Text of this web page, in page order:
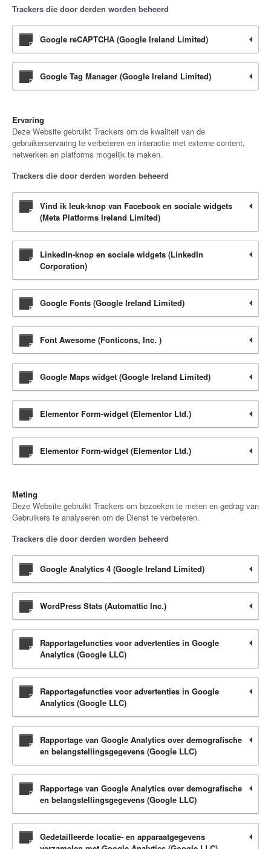
Trackers die door derden worden beheerd
Google reCAPTCHA (Google Ireland Limited)
Google Tag Manager (Google Ireland Limited)
Ervaring
Deze Website gebruikt Trackers om de kwaliteit van de
gebruikerservaring te verbeteren en interactie met externe content,
netwerken en platforms mogelijk te maken.
Trackers die door derden worden beheerd
Vind ik leuk-knop van Facebook en sociale widgets
(Meta Platforms Ireland Limited)
LinkedIn-knop en sociale widgets (LinkedIn
Corporation)
Google Fonts (Google Ireland Limited)
Font Awesome (Fonticons, Inc. )
Google Maps widget (Google Ireland Limited)
Elementor Form-widget (Elementor Ltd.)
Elementor Form-widget (Elementor Ltd.)
Meting
Deze Website gebruikt Trackers om bezoeken te meten en gedrag van
Gebruikers te analyseren om de Dienst te verbeteren.
Trackers die door derden worden beheerd
Google Analytics 4 (Google Ireland Limited)
WordPress Stats (Automattic Inc.)
Rapportagefuncties voor advertenties in Google
Analytics (Google LLC)
Rapportagefuncties voor advertenties in Google
Analytics (Google LLC)
Rapportage van Google Analytics over demografische
en belangstellingsgegevens (Google LLC)
Rapportage van Google Analytics over demografische
en belangstellingsgegevens (Google LLC)
Gedetailleerde locatie- en apparaatgegevens